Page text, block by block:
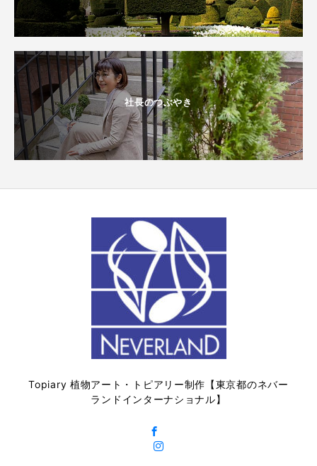
社長のつぶやき
Topiary 植物アート・トピアリー制作【東京都のネバー
ランドインターナショナル】